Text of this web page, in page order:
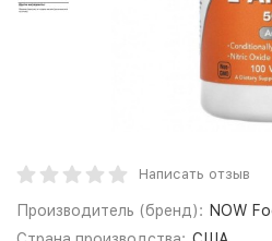
Написать отзыв
Производитель (бренд): NOW